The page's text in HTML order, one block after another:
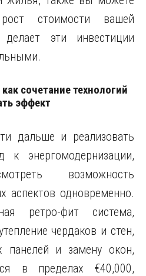
стоимости вашей
эти инвестиции
сочетание технологий
эффект
дальше и реализовать
к энергомодернизации,
возможность
аспектов одновременно.
ретро-фит система,
чердаков и стен,
панелей и замену окон,
в пределах €40,000,